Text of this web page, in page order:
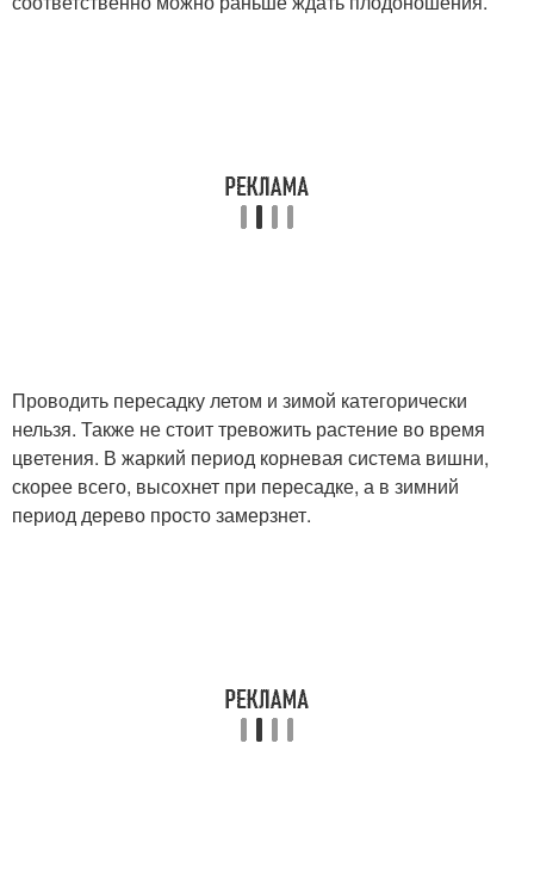
Проводить пересадку летом и зимой категорически
нельзя. Также не стоит тревожить растение во время
цветения. В жаркий период корневая система вишни,
скорее всего, высохнет при пересадке, а в зимний
период дерево просто замерзнет.